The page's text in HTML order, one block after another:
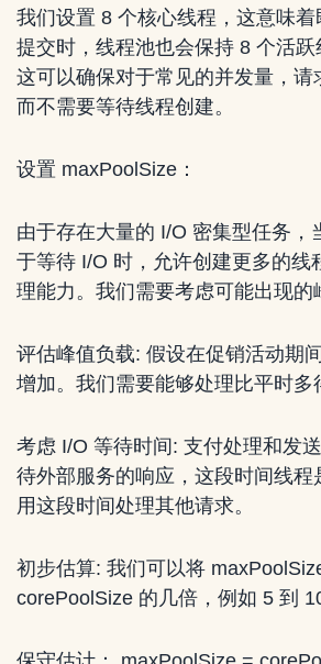
我们设置 8 个核心线程，这意味
提交时，线程池也会保持 8 个活跃
这可以确保对于常见的并发量，请
而不需要等待线程创建。
设置 maxPoolSize：
由于存在大量的 I/O 密集型任务，
于等待 I/O 时，允许创建更多的线
理能力。我们需要考虑可能出现的
评估峰值负载: 假设在促销活动期
增加。我们需要能够处理比平时多
考虑 I/O 等待时间: 支付处理和发
待外部服务的响应，这段时间线程
用这段时间处理其他请求。
初步估算: 我们可以将
corePoolSize 的几倍，例如 5 到